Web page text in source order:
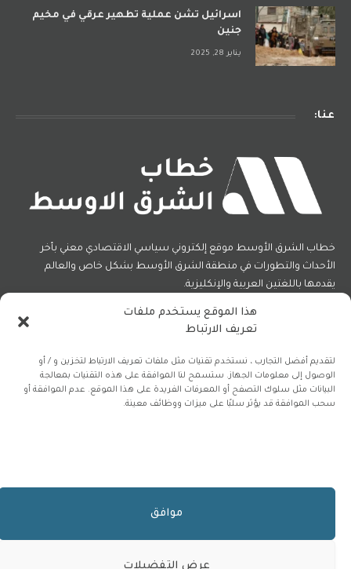
هذا الموقع يستخدم ملفات
تعريف الارتباط
لتقديم أفضل التجارب ، نستخدم تقنيات مثل ملفات تعريف الارتباط لتخزين و / أو
الوصول إلى معلومات الجهاز. ستسمح لنا الموافقة على هذه التقنيات بمعالجة
البيانات مثل سلوك التصفح أو المعرفات الفريدة على هذا الموقع. عدم الموافقة أو
سحب الموافقة قد يؤثر سلبًا على ميزات ووظائف معينة.
موافق
عرض التفضيلات
اسرائيل تشن عملية تطهير عرقي في مخيم
جنين
يناير 28, 2025
عنا:
خطاب الشرق الأوسط موقع إلكتروني سياسي الاقتصادي معني بأخر
الأحداث والتطورات في منطقة الشرق الأوسط بشكل خاص والعالم
يقدمها باللغتين العربية والإنكليزية.
(Twitter)